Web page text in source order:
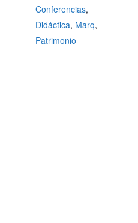
Conferencias,
Didáctica, Marq,
Patrimonio